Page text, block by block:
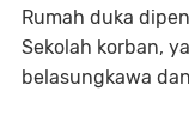
Rumah duka
Sekolah korban,
belasungkawa